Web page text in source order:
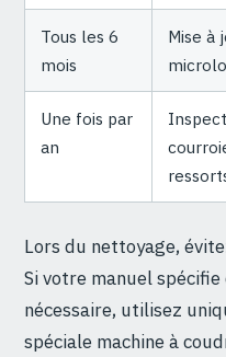
Tous les 6
mois
Mise à
Une fois par
an
Lors du nettoyage,
Si votre manuel
nécessaire, utilisez
spéciale machine à